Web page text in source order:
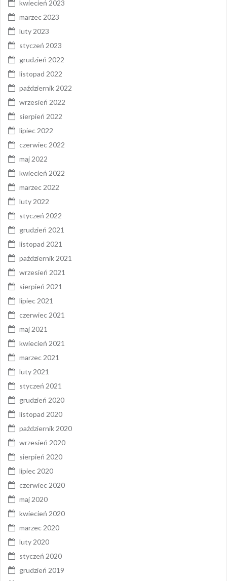
kwiecień 2023
marzec 2023
luty 2023
styczeń 2023
grudzień 2022
listopad 2022
październik 2022
wrzesień 2022
sierpień 2022
lipiec 2022
czerwiec 2022
maj 2022
kwiecień 2022
marzec 2022
luty 2022
styczeń 2022
grudzień 2021
listopad 2021
październik 2021
wrzesień 2021
sierpień 2021
lipiec 2021
czerwiec 2021
maj 2021
kwiecień 2021
marzec 2021
luty 2021
styczeń 2021
grudzień 2020
listopad 2020
październik 2020
wrzesień 2020
sierpień 2020
lipiec 2020
czerwiec 2020
maj 2020
kwiecień 2020
marzec 2020
luty 2020
styczeń 2020
grudzień 2019